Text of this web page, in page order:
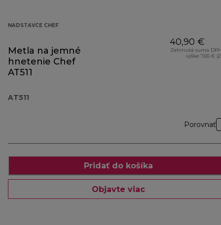
NADSTAVCE CHEF
Metla na jemné
hnetenie Chef
AT511
AT511
40,90 €
Zahrnutá suma
výške 7,65 €
Porovnať
Pridať do košíka
Objavte viac